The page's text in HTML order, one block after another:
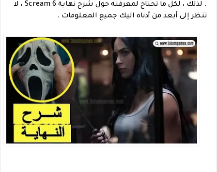
. لذلك ، لكل ما تحتاج لمعرفته حول شرح نهاية Scream 6 ، لا
تنظر إلى أبعد من أدناه اليك جميع المعلومات .